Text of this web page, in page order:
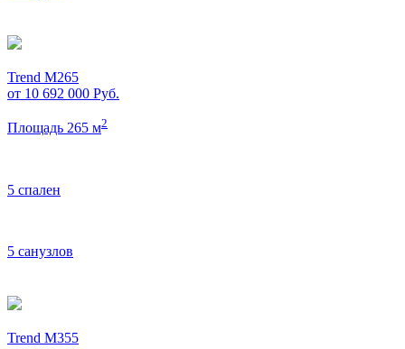
Trend M265
от 10 692 000 Руб.
Площадь 265 м2
5 спален
5 санузлов
Trend M355